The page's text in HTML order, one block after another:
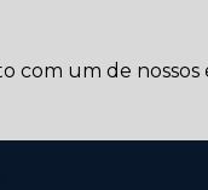
com um de nossos